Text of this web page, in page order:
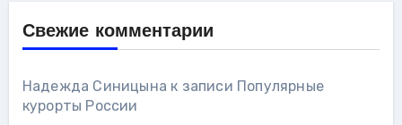
Свежие комментарии
Надежда Синицына к записи Популярные
курорты России